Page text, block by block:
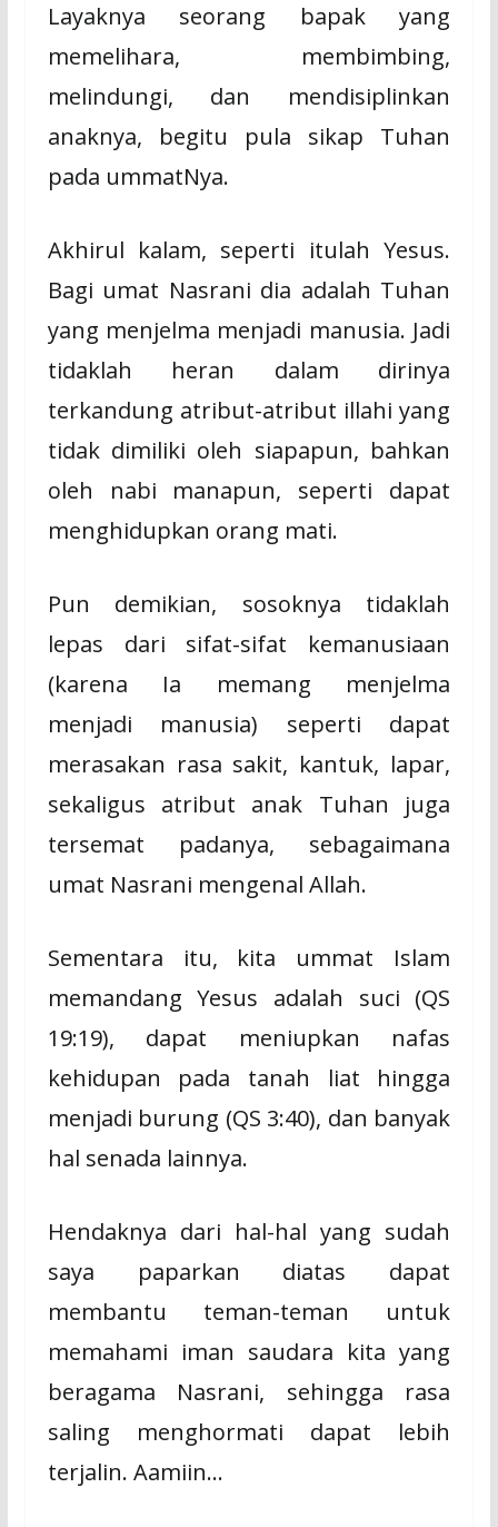
Layaknya seorang bapak yang
memelihara, membimbing,
melindungi, dan mendisiplinkan
anaknya, begitu pula sikap Tuhan
pada ummatNya.
Akhirul kalam, seperti itulah Yesus.
Bagi umat Nasrani dia adalah Tuhan
yang menjelma menjadi manusia. Jadi
tidaklah heran dalam dirinya
terkandung atribut-atribut illahi yang
tidak dimiliki oleh siapapun, bahkan
oleh nabi manapun, seperti dapat
menghidupkan orang mati.
Pun demikian, sosoknya tidaklah
lepas dari sifat-sifat kemanusiaan
(karena Ia memang menjelma
menjadi manusia) seperti dapat
merasakan rasa sakit, kantuk, lapar,
sekaligus atribut anak Tuhan juga
tersemat padanya, sebagaimana
umat Nasrani mengenal Allah.
Sementara itu, kita ummat Islam
memandang Yesus adalah suci (QS
19:19), dapat meniupkan nafas
kehidupan pada tanah liat hingga
menjadi burung (QS 3:40), dan banyak
hal senada lainnya.
Hendaknya dari hal-hal yang sudah
saya paparkan diatas dapat
membantu teman-teman untuk
memahami iman saudara kita yang
beragama Nasrani, sehingga rasa
saling menghormati dapat lebih
terjalin. Aamiin…